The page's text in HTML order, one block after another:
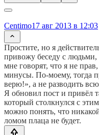
Centimo17 авг 2013 в 12:03
Простите, но я
привожу беседу с людьми,
мне говорят, что я не
минусы. По-моему, тогда
верю!», а не разводить
Я обновил пост и привёл
который столкнулся с
можно понять, что
ломом плаца не будет.